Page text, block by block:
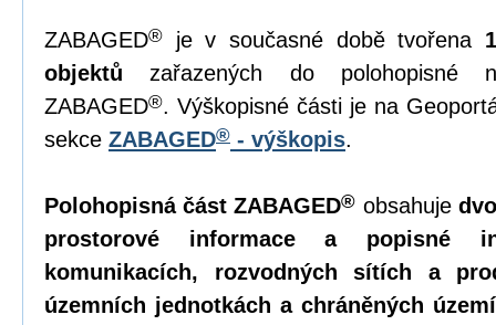
ZABAGED® je v současné době tvořena
objektů zařazených do polohopisné
ZABAGED®. Výškopisné části je na
sekce ZABAGED® - výškopis.
Polohopisná část ZABAGED® obsahuje
prostorové informace a popisné
komunikacích, rozvodných sítích a
územních jednotkách a chráněných